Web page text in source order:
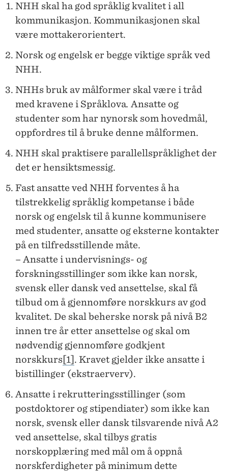
T
G
NHH skal ha god språklig kvalitet i all
kommunikasjon. Kommunikasjonen skal
være mottakerorientert.
Norsk og engelsk er begge viktige språk ved
NHH.
NHHs bruk av målformer skal være i tråd
med kravene i Språklova. Ansatte og
studenter som har nynorsk som hovedmål,
oppfordres til å bruke denne målformen.
NHH skal praktisere parallellspråklighet der
det er hensiktsmessig.
Fast ansatte ved NHH forventes å ha
tilstrekkelig språklig kompetanse i både
norsk og engelsk til å kunne kommunisere
med studenter, ansatte og eksterne kontakter
på en tilfredsstillende måte.
– Ansatte i undervisnings- og
forskningsstillinger som ikke kan norsk,
svensk eller dansk ved ansettelse, skal få
tilbud om å gjennomføre norskkurs av god
kvalitet. De skal beherske norsk på nivå B2
innen tre år etter ansettelse og skal om
nødvendig gjennomføre godkjent
norskkurs[1]. Kravet gjelder ikke ansatte i
bistillinger (ekstraerverv).
Ansatte i rekrutteringsstillinger (som
postdoktorer og stipendiater) som ikke kan
norsk, svensk eller dansk tilsvarende nivå A2
ved ansettelse, skal tilbys gratis
norskopplæring med mål om å oppnå
norskferdigheter på minimum dette